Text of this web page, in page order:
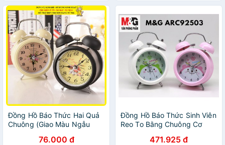
Đồng Hồ Báo Thức Hai Quả
Chuông (Giao Màu Ngẫu
76.000 đ
Đồng Hồ Báo Thức Sinh Viên
Reo To Bằng Chuông Cơ
ngẫu nhiên )471.925 đ